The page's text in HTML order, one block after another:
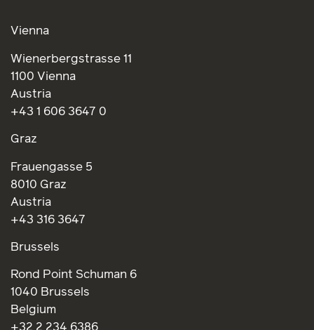
Wienerbergstrasse 11
1100 Vienna
Austria
+43 1 606 3647 0
Graz
Frauengasse 5
8010 Graz
Austria
+43 316 3647
Brussels
Rond Point Schuman 6
1040 Brussels
Belgium
+32 2 234 6386